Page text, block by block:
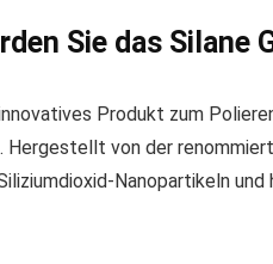
Sie das Silane
Produkt zum
von der
Nanopartikeln